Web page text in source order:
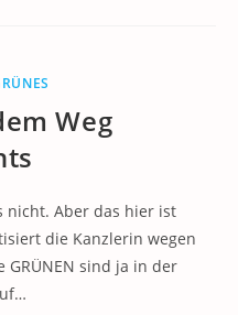
Weg
nicht. Aber das hier ist
die Kanzlerin wegen
sind ja in der